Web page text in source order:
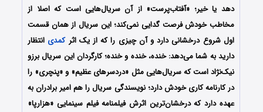
دهد یا خیر؛ «آفتاب‌پرست» از آن سریال‌هایی است که اصلا از
مخاطب خودش فرصت گدایی نمی‌کند؛ این سریال از همان قسمت
اول شروع درخشانی دارد و آن چیزی را که از یک اثرکمدی انتظار
دارید به شما می‌دهد: خنده، خنده و خنده؛ کارگردان این سریال برزو
نیک‌نژاد است که سریال‌هایی مثل «دردسر‌های عظیم» و «پنچری» را
در کارنامه کاری خودش دارد؛ نویسندگی سریال را هم امیر برادران به
عهده دارد که درخشان‌ترین اثرش فیلمنامه فیلم سینمایی «هزارپا»